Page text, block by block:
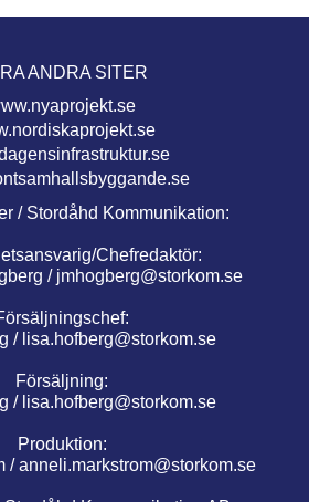
ANDRA SITER
/ Stordåhd Kommunikation:
Chefredaktör:
/ jmhogberg@storkom.se
/ lisa.hofberg@storkom.se
Försäljning:
/ lisa.hofberg@storkom.se
Produktion:
/anneli.markstrom@storkom.se